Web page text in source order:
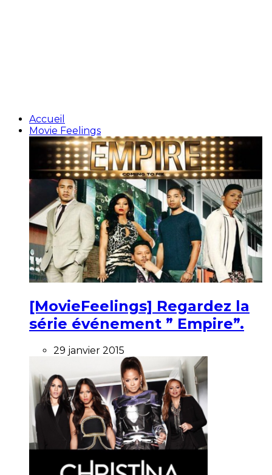
Accueil
Movie Feelings
[MovieFeelings] Regardez la
série événement ” Empire”.
29 janvier 2015